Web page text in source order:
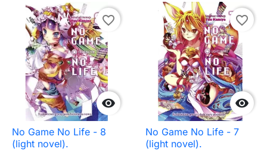

favorite_border
No Game No Life - 8
(light novel).

favorite_border
No Game No Life - 7
(light novel).